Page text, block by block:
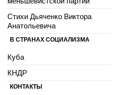
Стихи Дьяченко Виктора
Анатольевича
В СТРАНАХ СОЦИАЛИЗМА
Куба
КНДР
КОНТАКТЫ